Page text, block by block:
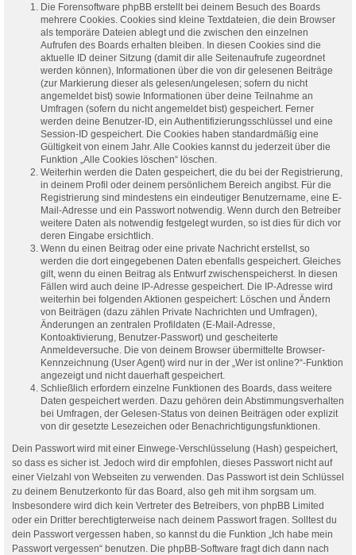
Die Forensoftware phpBB erstellt bei deinem Besuch des Boards
mehrere Cookies. Cookies sind kleine Textdateien, die dein Browser
als temporäre Dateien ablegt und die zwischen den einzelnen
Aufrufen des Boards erhalten bleiben. In diesen Cookies sind die
aktuelle ID deiner Sitzung (damit dir alle Seitenaufrufe zugeordnet
werden können), Informationen über die von dir gelesenen Beiträge
(zur Markierung dieser als gelesen/ungelesen; sofern du nicht
angemeldet bist) sowie Informationen über deine Teilnahme an
Umfragen (sofern du nicht angemeldet bist) gespeichert. Ferner
werden deine Benutzer-ID, ein Authentifizierungsschlüssel und eine
Session-ID gespeichert. Die Cookies haben standardmäßig eine
Gültigkeit von einem Jahr. Alle Cookies kannst du jederzeit über die
Funktion „Alle Cookies löschen“ löschen.
Weiterhin werden die Daten gespeichert, die du bei der Registrierung,
in deinem Profil oder deinem persönlichem Bereich angibst. Für die
Registrierung sind mindestens ein eindeutiger Benutzername, eine E-
Mail-Adresse und ein Passwort notwendig. Wenn durch den Betreiber
weitere Daten als notwendig festgelegt wurden, so ist dies für dich vor
deren Eingabe ersichtlich.
Wenn du einen Beitrag oder eine private Nachricht erstellst, so
werden die dort eingegebenen Daten ebenfalls gespeichert. Gleiches
gilt, wenn du einen Beitrag als Entwurf zwischenspeicherst. In diesen
Fällen wird auch deine IP-Adresse gespeichert. Die IP-Adresse wird
weiterhin bei folgenden Aktionen gespeichert: Löschen und Ändern
von Beiträgen (dazu zählen Private Nachrichten und Umfragen),
Änderungen an zentralen Profildaten (E-Mail-Adresse,
Kontoaktivierung, Benutzer-Passwort) und gescheiterte
Anmeldeversuche. Die von deinem Browser übermittelte Browser-
Kennzeichnung (User Agent) wird nur in der „Wer ist online?“-Funktion
angezeigt und nicht dauerhaft gespeichert.
Schließlich erfordern einzelne Funktionen des Boards, dass weitere
Daten gespeichert werden. Dazu gehören dein Abstimmungsverhalten
bei Umfragen, der Gelesen-Status von deinen Beiträgen oder explizit
von dir gesetzte Lesezeichen oder Benachrichtigungsfunktionen.
Dein Passwort wird mit einer Einwege-Verschlüsselung (Hash) gespeichert,
so dass es sicher ist. Jedoch wird dir empfohlen, dieses Passwort nicht auf
einer Vielzahl von Webseiten zu verwenden. Das Passwort ist dein Schlüssel
zu deinem Benutzerkonto für das Board, also geh mit ihm sorgsam um.
Insbesondere wird dich kein Vertreter des Betreibers, von phpBB Limited
oder ein Dritter berechtigterweise nach deinem Passwort fragen. Solltest du
dein Passwort vergessen haben, so kannst du die Funktion „Ich habe mein
Passwort vergessen“ benutzen. Die phpBB-Software fragt dich dann nach